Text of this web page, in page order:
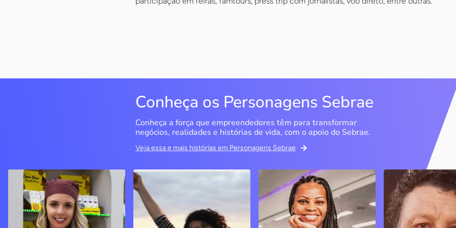
Conheça os Personagens Sebrae
Conheça a força que empreendedores têm para transformar
negócios, realidades e histórias de vida, com o apoio do Sebrae.
Veja essa e mais histórias em Personagens Sebrae
Cacau Serra
Urubici / SC
A empreendedora decidiu
seguir seu sonho de ter um
Seriema Ecoturismo
Rio da Conceição / TO
O objetivo era ter um CNPJ
para fazer cursos, mas o
Studio Olimpic Shape
São Paulo / SP
A ex-atleta olímpica e
empresária diz que o Sebrae
DG
Água Mineral
Marília / SP
Entenda como o